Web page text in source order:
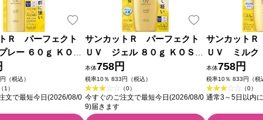
Ｒ パーフェクト
レー ６０ｇ ＫＯＳ
ート
（税込）
（1）
文で最短今日(2026/08/0
サンカットＲ パーフェクト
ＵＶ ジェル ８０ｇ ＫＯＳＥ
コスメポート
本体758円
税率10％ 833円（税込）
（0）
今すぐのご注文で最短今日(2026/08/0
9)届きます
サンカット
ＵＶ ミルク
Ｅコスメポート
本体758円
税率10％ 833円（税
（0）
通常3～5日以内